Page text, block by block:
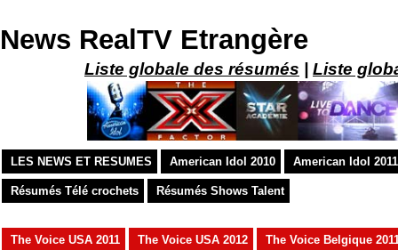
News RealTV Etrangère
Liste globale des résumés Liste
LES NEWS ET RESUMES American Idol 2010 American Idol 2011
Résumés Télé crochets Résumés Shows Talent
The Voice USA 2011 The Voice USA 2012 The Voice Belgique